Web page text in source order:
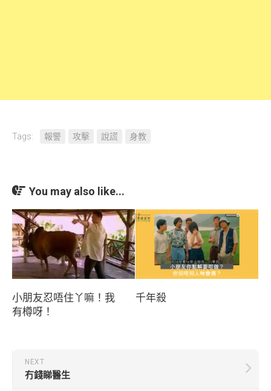
Tags: 報警 攻擊 說謊 身教
You may also like...
小朋友忍唔住丫嘛！我
有樽呀！
千年殺
NEXT
冇錢睇醫生